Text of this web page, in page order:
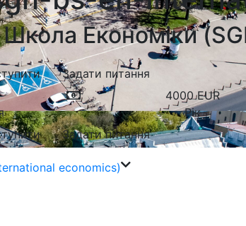
Економіки
Задати питання
4000 EUR
Рік
Задати питання
economics)